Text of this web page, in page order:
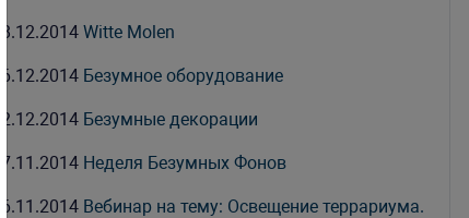
18.12.2014Witte Molen
16.12.2014 Безумное оборудование
02.12.2014 Безумные декорации
27.11.2014 Неделя Безумных Фонов
26.11.2014 Вебинар на тему: Освещение террариума.